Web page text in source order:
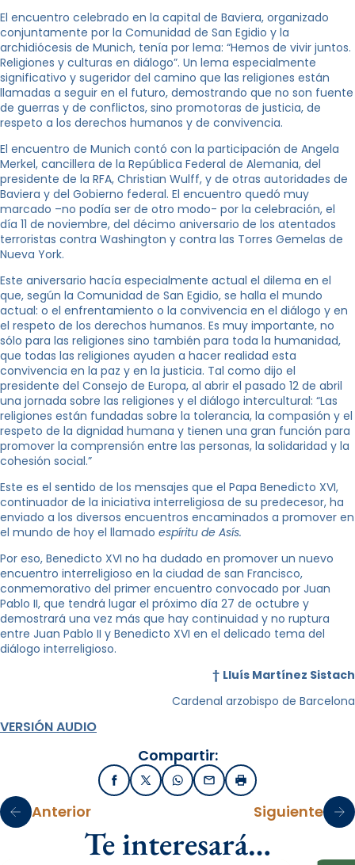
El encuentro celebrado en la capital de Baviera, organizado
conjuntamente por la Comunidad de San Egidio y la
archidiócesis de Munich, tenía por lema: “Hemos de vivir juntos.
Religiones y culturas en diálogo”. Un lema especialmente
significativo y sugeridor del camino que las religiones están
llamadas a seguir en el futuro, demostrando que no son fuente
de guerras y de conflictos, sino promotoras de justicia, de
respeto a los derechos humanos y de convivencia.
El encuentro de Munich contó con la participación de Angela
Merkel, cancillera de la República Federal de Alemania, del
presidente de la RFA, Christian Wulff, y de otras autoridades de
Baviera y del Gobierno federal. El encuentro quedó muy
marcado –no podía ser de otro modo- por la celebración, el
día 11 de noviembre, del décimo aniversario de los atentados
terroristas contra Washington y contra las Torres Gemelas de
Nueva York.
Este aniversario hacía especialmente actual el dilema en el
que, según la Comunidad de San Egidio, se halla el mundo
actual: o el enfrentamiento o la convivencia en el diálogo y en
el respeto de los derechos humanos. Es muy importante, no
sólo para las religiones sino también para toda la humanidad,
que todas las religiones ayuden a hacer realidad esta
convivencia en la paz y en la justicia. Tal como dijo el
presidente del Consejo de Europa, al abrir el pasado 12 de abril
una jornada sobre las religiones y el diálogo intercultural: “Las
religiones están fundadas sobre la tolerancia, la compasión y el
respeto de la dignidad humana y tienen una gran función para
promover la comprensión entre las personas, la solidaridad y la
cohesión social.”
Este es el sentido de los mensajes que el Papa Benedicto XVI,
continuador de la iniciativa interreligiosa de su predecesor, ha
enviado a los diversos encuentros encaminados a promover en
el mundo de hoy el llamado espíritu de Asís.
Por eso, Benedicto XVI no ha dudado en promover un nuevo
encuentro interreligioso en la ciudad de san Francisco,
conmemorativo del primer encuentro convocado por Juan
Pablo II, que tendrá lugar el próximo día 27 de octubre y
demostrará una vez más que hay continuidad y no ruptura
entre Juan Pablo II y Benedicto XVI en el delicado tema del
diálogo interreligioso.
† Lluís Martínez Sistach
Cardenal arzobispo de Barcelona
VERSIÓN AUDIO
Compartir:
FacebookX / TwitterWhatsApp
EmailImprimir
Anterior Siguiente
Te interesará…